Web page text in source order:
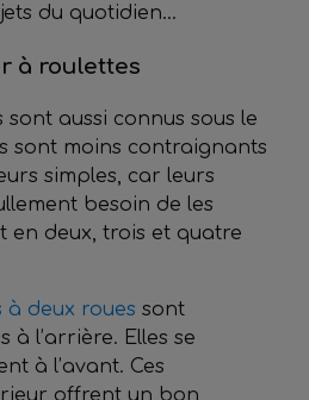
du quotidien…
à roulettes
sont aussi connus sous le
sont moins contraignants
simples, car leurs
besoin de les
en deux, trois et quatre
à deux roues sont
à l’arrière. Elles se
à l’avant. Ces